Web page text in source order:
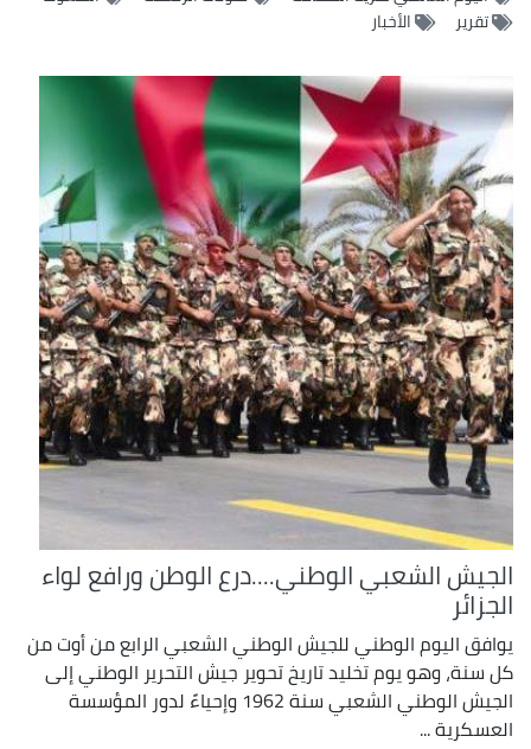
تقرير
الأخبار
الجيش الشعبي الوطني....درع الوطن ورافع لواء
الجزائر
يوافق اليوم الوطني للجيش الوطني الشعبي الرابع من أوت من
كل سنة، وهو يوم تخليد تاريخ تحوير جيش التحرير الوطني إلى
الجيش الوطني الشعبي سنة 1962 وإحياءً لدور المؤسسة
العسكرية ...